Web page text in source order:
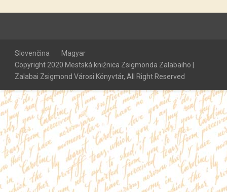
Slovenčina
Magyar
Copyright 2020 Mestská knižnica Zsigmonda Zalabaiho |
Zalabai Zsigmond Városi Könyvtár, All Right Reserved